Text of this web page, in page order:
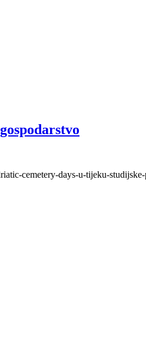
cemetery-days-u-tijeku-